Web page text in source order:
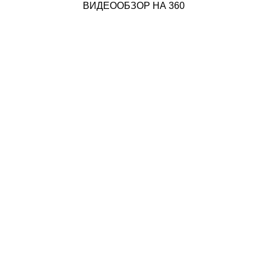
ВИДЕООБЗОР НА 360